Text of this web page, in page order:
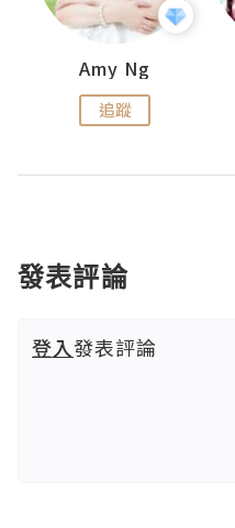
Amy Ng
追蹤
發表評論
登入發表評論